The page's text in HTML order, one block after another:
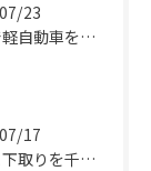
23
車買取で軽自動車を千葉県市原市で高く売るための相場と査定ポイント
17
車買取と下取りを千葉県市原市で賢く使い分けて高く売るコツ